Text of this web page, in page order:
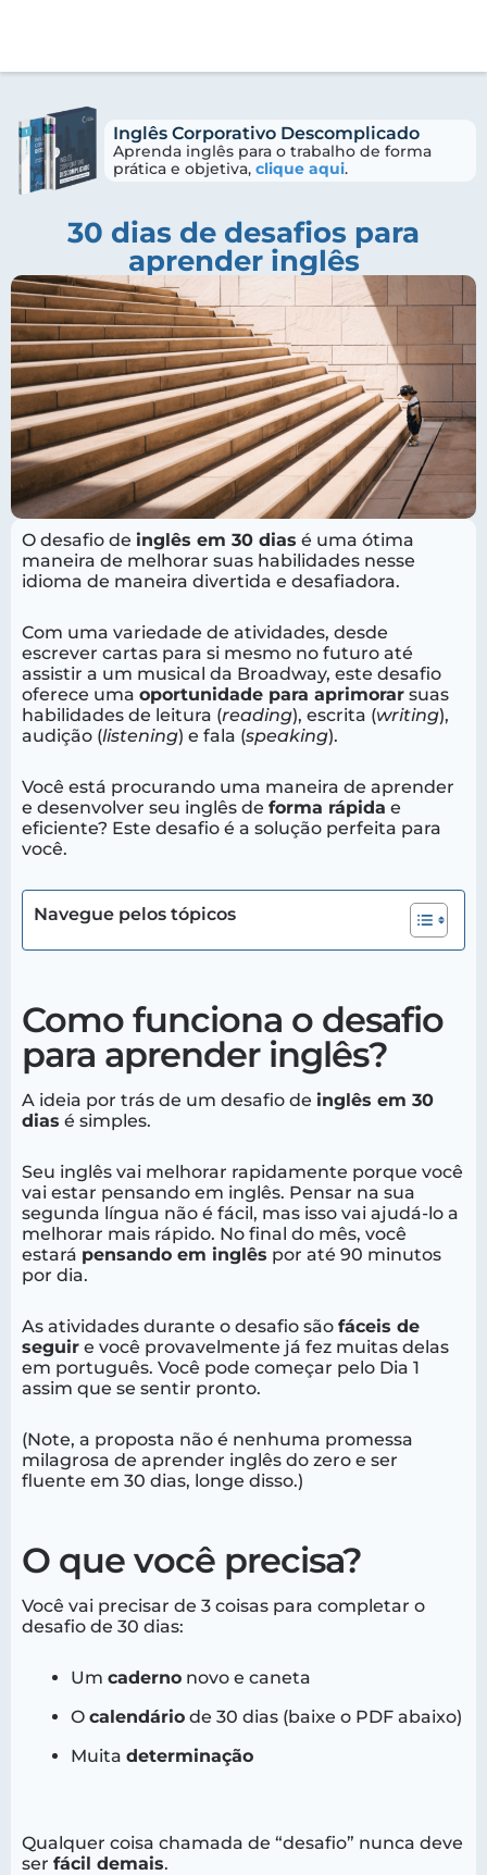
Inglês Corporativo Descomplicado
Aprenda inglês para o trabalho de forma
prática e objetiva, clique aqui.
30 dias de desafios para
aprender inglês
O desafio de inglês em 30 dias é uma ótima
maneira de melhorar suas habilidades nesse
idioma de maneira divertida e desafiadora.
Com uma variedade de atividades, desde
escrever cartas para si mesmo no futuro até
assistir a um musical da Broadway, este desafio
oferece uma oportunidade para aprimorar suas
habilidades de leitura (reading), escrita (writing),
audição (listening) e fala (speaking).
Você está procurando uma maneira de aprender
e desenvolver seu inglês de forma rápida e
eficiente? Este desafio é a solução perfeita para
você.
Navegue pelos tópicos
Como funciona o desafio
para aprender inglês?
A ideia por trás de um desafio de inglês em 30
dias é simples.
Seu inglês vai melhorar rapidamente porque você
vai estar pensando em inglês. Pensar na sua
segunda língua não é fácil, mas isso vai ajudá-lo a
melhorar mais rápido. No final do mês, você
estará pensando em inglês por até 90 minutos
por dia.
As atividades durante o desafio são fáceis de
seguir e você provavelmente já fez muitas delas
em português. Você pode começar pelo Dia 1
assim que se sentir pronto.
(Note, a proposta não é nenhuma promessa
milagrosa de aprender inglês do zero e ser
fluente em 30 dias, longe disso.)
O que você precisa?
Você vai precisar de 3 coisas para completar o
desafio de 30 dias:
Um caderno novo e caneta
O calendário de 30 dias (baixe o PDF abaixo)
Muita determinação
Qualquer coisa chamada de “desafio” nunca deve
ser fácil demais.